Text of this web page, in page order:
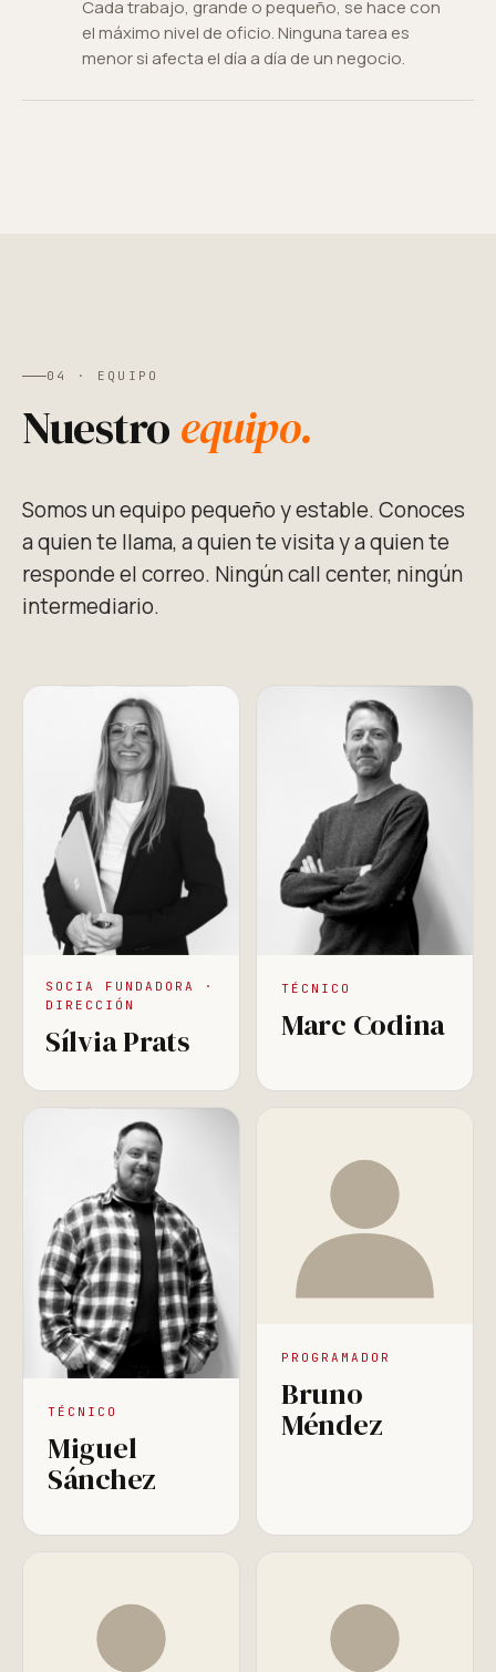
Cada trabajo, grande o pequeño, se hace con
el máximo nivel de oficio. Ninguna tarea es
menor si afecta el día a día de un negocio.
04 · EQUIPO
Nuestro equipo.
Somos un equipo pequeño y estable. Conoces
a quien te llama, a quien te visita y a quien te
responde el correo. Ningún call center, ningún
intermediario.
SOCIA FUNDADORA ·
DIRECCIÓN
Sílvia Prats
TÉCNICO
Marc Codina
TÉCNICO
Miguel
Sánchez
PROGRAMADOR
Bruno
Méndez